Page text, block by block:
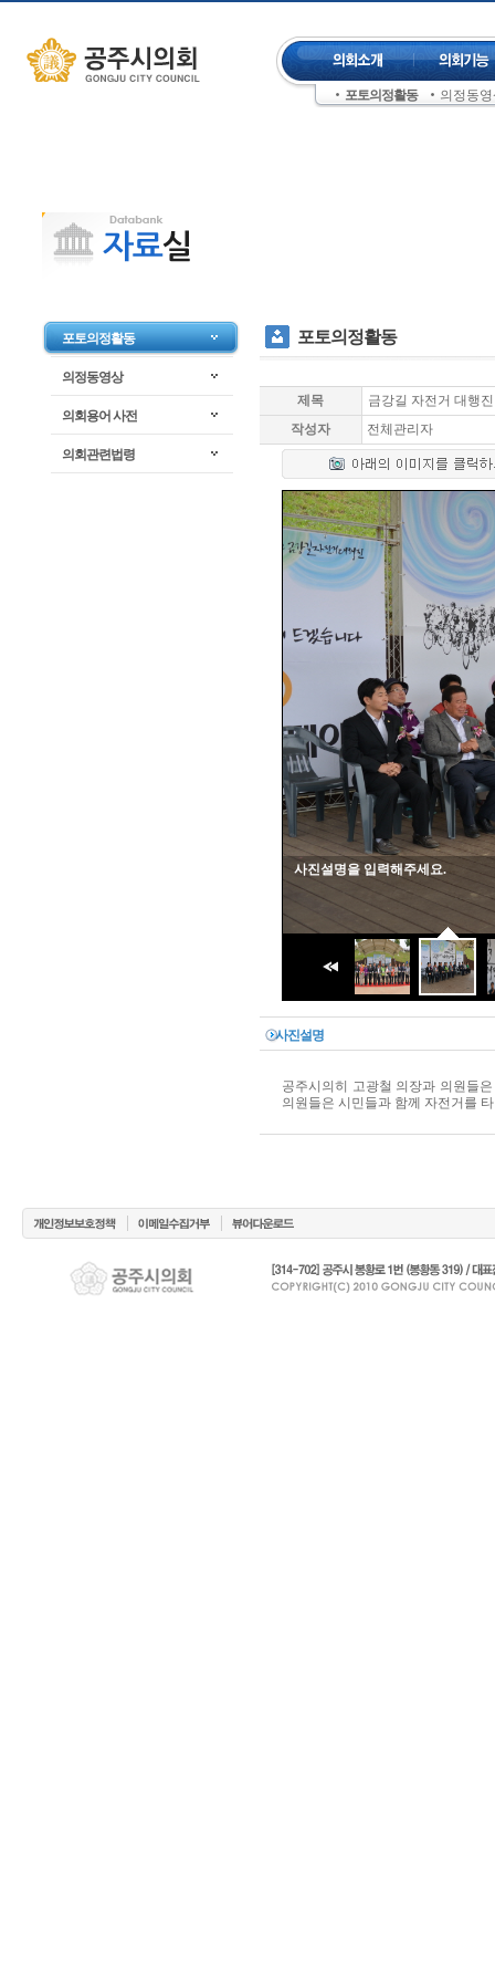
주메뉴 건너뛰기
포토의정활동 의정동
좌측메뉴 건너뛰기
포토의정활동
의정동영상
의회용어 사전
의회관련법령
포토의정활동
제목
금강길 자전거 대행
작성자
전체관리자
사진설명을 입력해주세요.
사진설명
공주시의히 고광철 의장과 의원들
의원들은 시민들과 함께 자전거를